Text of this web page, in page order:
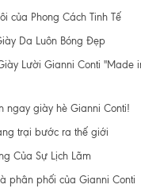
của Phong Cách Tinh Tế
Da Luôn Bóng Đẹp
Lười Gianni Conti "Made
ngay giày hè Gianni Conti!
trại bước ra thế giới
Của Sự Lịch Lãm
phân phối của Gianni Conti